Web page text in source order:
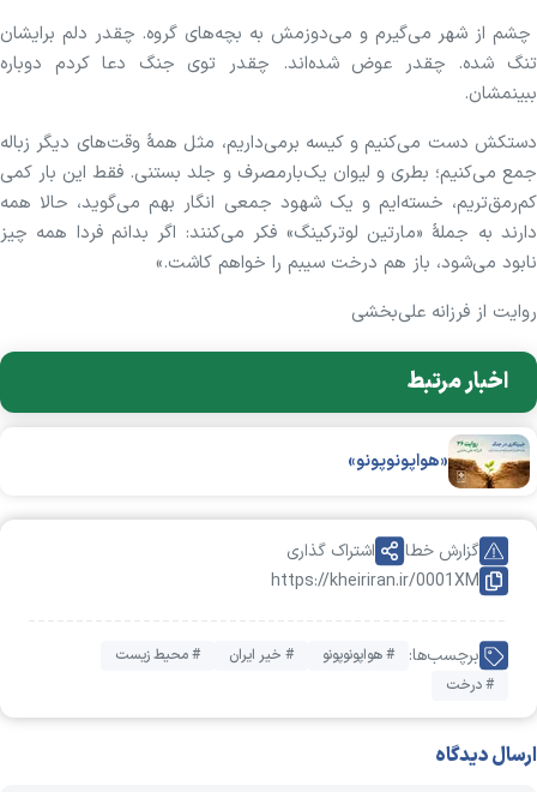
چشم از شهر می‌گیرم و می‌دوزمش به بچه‌های گروه. چقدر دلم برایشان
تنگ شده. چقدر عوض شده‌‌اند. چقدر توی جنگ دعا کردم دوباره
ببینمشان.
دستکش دست می‌کنیم و کیسه برمی‌داریم، مثل همهٔ وقت‌های دیگر زباله
جمع می‌کنیم؛ بطری و لیوان یک‌بارمصرف و جلد بستنی. فقط این بار کمی
کم‌رمق‌تریم، خسته‌ایم و یک شهود جمعی انگار بهم می‌گوید، حالا همه
دارند به جملهٔ «مارتین لوترکینگ» فکر می‌کنند: اگر بدانم فردا همه چیز
نابود می‌شود، باز هم درخت سیبم را خواهم کاشت.»
روایت از فرزانه علی‌بخشی
اخبار مرتبط
«هواپونوپونو»
https://kheiriran.ir/0001XM
گزارش خطا اشتراک گذاری
برچسب‌ها: # هواپونوپونو # خیر ایران
# محیط زیست
# درخت
ارسال دیدگاه